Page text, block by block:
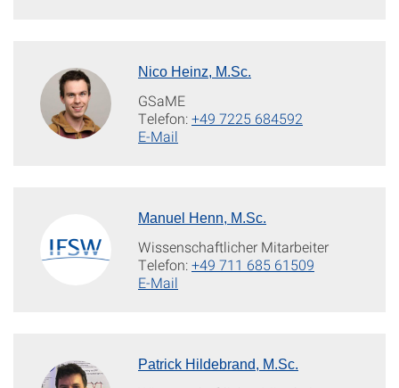
Nico Heinz, M.Sc.
GSaME
Telefon:+49 7225 684592
E-Mail
Manuel Henn, M.Sc.
Wissenschaftlicher Mitarbeiter
Telefon:+49 711 685 61509
E-Mail
Patrick Hildebrand, M.Sc.